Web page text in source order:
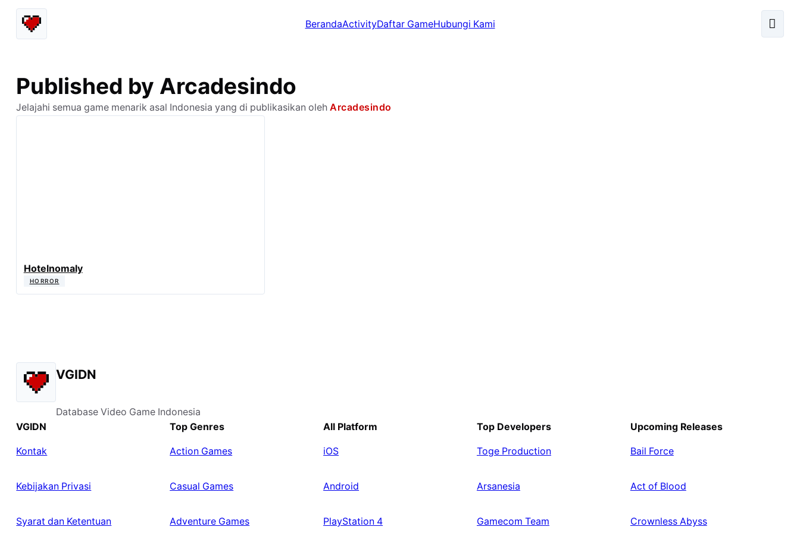
BerandaActivityDaftar GameHubungi Kami
Published by Arcadesindo
Jelajahi semua game menarik asal Indonesia yang di publikasikan olehArcadesindo
Hotelnomaly
HORROR
VGIDN
Database Video Game Indonesia
VGIDN
Kontak
Kebijakan Privasi
Syarat dan Ketentuan
Top Genres
Action Games
Casual Games
Adventure Games
All Platform
iOS
Android
PlayStation 4
Top Developers
Toge Production
Arsanesia
Gamecom Team
Upcoming Releases
Bail Force
Act of Blood
Crownless Abyss